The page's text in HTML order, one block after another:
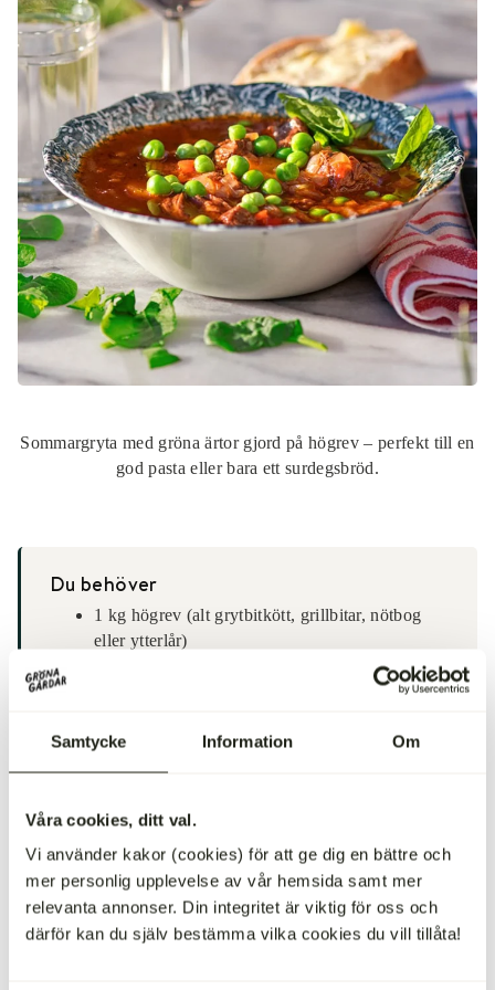
Samtycke Information Om
Våra cookies, ditt val.
Vi använder kakor (cookies) för att ge dig en bättre och
mer personlig upplevelse av vår hemsida samt mer
relevanta annonser. Din integritet är viktig för oss och
därför kan du själv bestämma vilka cookies du vill tillåta!
70,00 kr
Benbuljong av nöt
69,00 kr
Visa produkt
Bibröd
214,00 kr
Visa produkt
Sommargryta med gröna ärtor gjord på högrev – perfekt till en
god pasta eller bara ett surdegsbröd.
Du behöver
1 kg högrev (alt grytbitkött, grillbitar, nötbog
eller ytterlår)
2 st vitlöksklyftor (krossade)
3 st morrötter (hackade)
1 msk tomatpuré
400 g skalade hela tomater (1 burk)
4 dl köttbuljong
1 st röd paprika (hackad)
1 dl gröna ärtor (frysta)
80 g babyspenat